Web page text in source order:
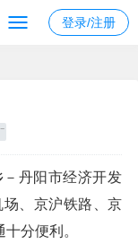
登录/注册
丹阳市经济开发
、京沪铁路、京
分便利。